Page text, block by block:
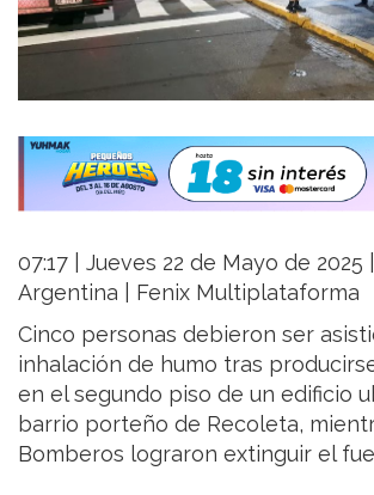
07:17 | Jueves 22 de Mayo de 2025
Argentina | Fenix Multiplataforma
Cinco personas debieron ser
inhalación de humo tras
en el segundo piso de un edificio
barrio porteño de Recoleta,
Bomberos lograron extinguir el